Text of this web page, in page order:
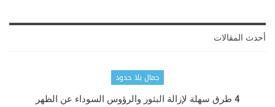
أحدث المقالات
جمال بلا حدود
4 طرق سهلة لإزالة البثور والرؤوس السوداء عن الظهر